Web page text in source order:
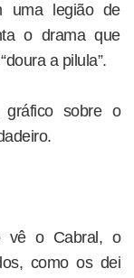
uma legião de
o drama que
a pilula”.
sobre o
vê o Cabral, o
como os dei